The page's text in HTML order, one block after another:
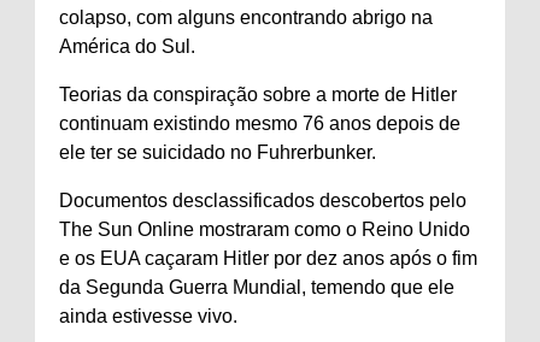
colapso, com alguns encontrando abrigo na
América do Sul.
Teorias da conspiração sobre a morte de Hitler
continuam existindo mesmo 76 anos depois de
ele ter se suicidado no Fuhrerbunker.
Documentos desclassificados descobertos pelo
The Sun Online mostraram como o Reino Unido
e os EUA caçaram Hitler por dez anos após o fim
da Segunda Guerra Mundial, temendo que ele
ainda estivesse vivo.